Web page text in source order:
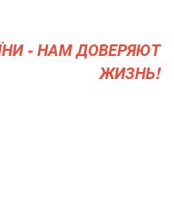
- НАМ ДОВЕРЯЮТ
ЖИЗНЬ!